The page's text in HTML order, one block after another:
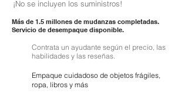
¡No se incluyen los suministros!
Más de 1.5 millones de mudanzas completadas.
Servicio de desempaque disponible.
Contrata un ayudante según el precio, las
habilidades y las reseñas.
Empaque cuidadoso de objetos frágiles,
ropa, libros y más